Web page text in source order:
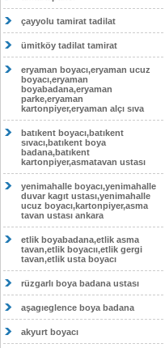
çayyolu tamirat tadilat
ümitköy tadilat tamirat
eryaman boyacı,eryaman ucuz
boyacı,eryaman
boyabadana,eryaman
parke,eryaman
kartonpiyer,eryaman alçı sıva
batıkent boyacı,batıkent
sıvacı,batıkent boya
badana,batıkent
kartonpiyer,asmatavan ustası
yenimahalle boyacı,yenimahalle
duvar kagıt ustası,yenimahalle
ucuz boyacı,kartonpiyer,asma
tavan ustası ankara
etlik boyabadana,etlik asma
tavan,etlik boyacıı,etlik gergi
tavan,etlik usta boyacı
rüzgarlı boya badana ustası
aşagıeglence boya badana
akyurt boyacı